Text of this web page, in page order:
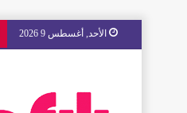
الأحد, أغسطس 9 2026